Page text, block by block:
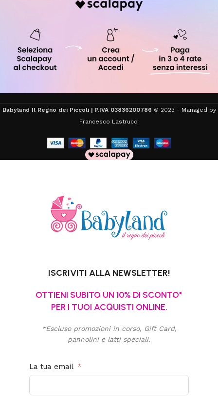
Babyland Il Regno dei Piccoli | P.IVA 03836200786 © 2023 - Managed by
Francesco Lastrucci
ISCRIVITI ALLA NEWSLETTER!
OTTIENI SUBITO UN 10% DI SCONTO*
PER I TUOI ACQUISTI ONLINE.
*Escluso promozioni in corso, Gift Card,
pannolini e latti speciali.
La tua email